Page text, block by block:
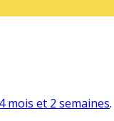
mois et 2 semaines.